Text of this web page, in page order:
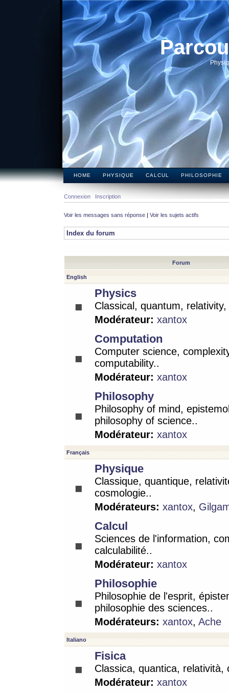
HOME PHYSIQUE CALCUL PHILOSOPHIE
Connexion Inscription
Voir les messages sans réponse | Voir les sujets actifs
Index du forum
Forum
English
Physics
Classical, quantum,
Modérateur: xantox
Computation
Computer science,
computability..
Modérateur: xantox
Philosophy
Philosophy of mind,
philosophy of science..
Modérateur: xantox
Français
Physique
Classique, quantique,
cosmologie..
Modérateurs: xantox,
Calcul
Sciences de l'information,
calculabilité..
Modérateur: xantox
Philosophie
Philosophie de l'esprit,
philosophie des sciences..
Modérateurs: xantox, Ache
Italiano
Fisica
Classica, quantica, relatività,
Modérateur: xantox